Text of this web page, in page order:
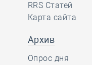
RRS Статей
Карта сайта
Архив
Опрос дня